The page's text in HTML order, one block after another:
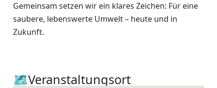
Gemeinsam setzen wir ein klares Zeichen: Für eine
saubere, lebenswerte Umwelt – heute und in
Zukunft.
🗺️Veranstaltungsort